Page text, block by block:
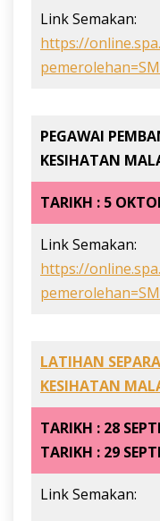
Link Semakan:
https://
PEGAWAI
KESIHATAN
TARIKH : 5
Link Semakan:
https://
LATIHAN
KESIHATAN
TARIKH : 28
TARIKH : 29
Link Semakan: